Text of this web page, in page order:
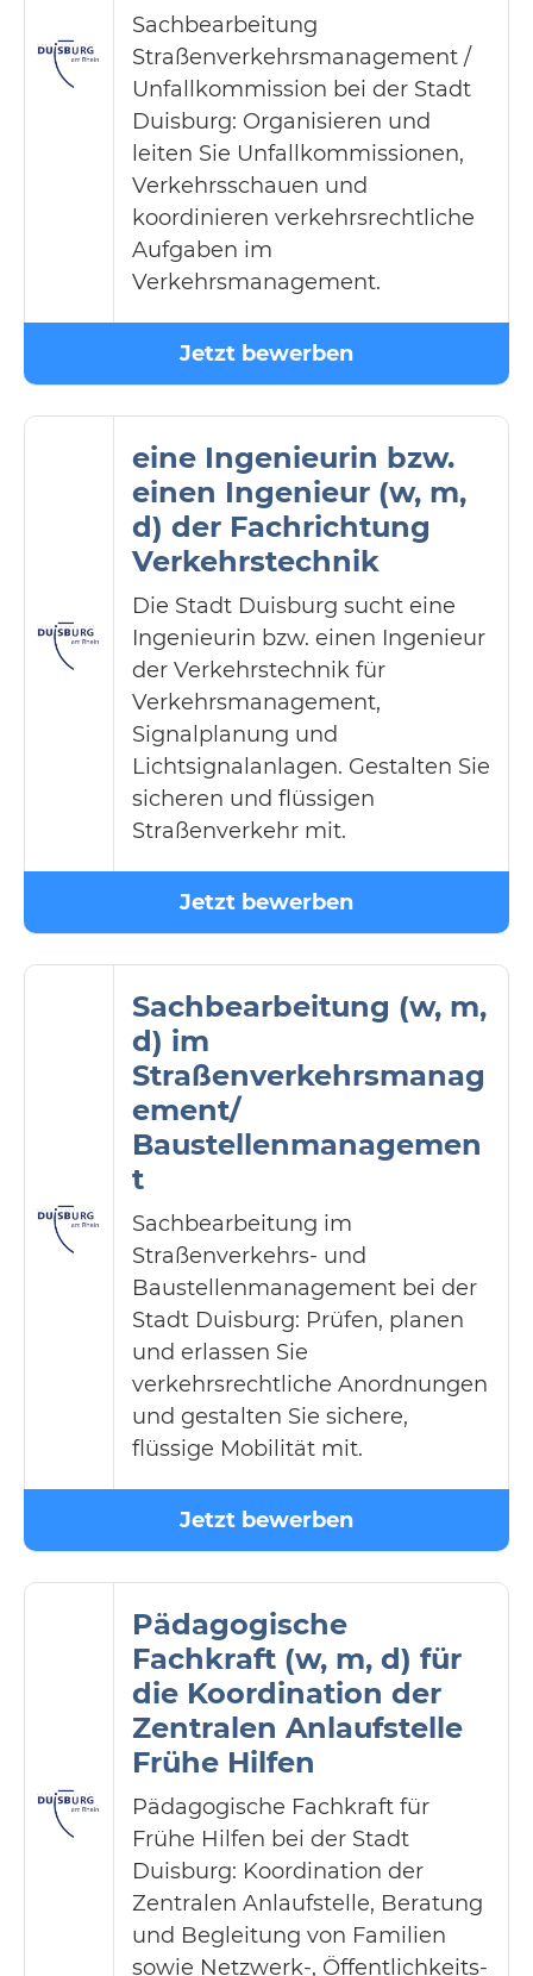
Sachbearbeitung
Straßenverkehrsmanagement /
Unfallkommission bei der Stadt
Duisburg: Organisieren und
leiten Sie Unfallkommissionen,
Verkehrsschauen und
koordinieren verkehrsrechtliche
Aufgaben im
Verkehrsmanagement.
Jetzt bewerben
eine Ingenieurin bzw.
einen Ingenieur (w, m,
d) der Fachrichtung
Verkehrstechnik
Die Stadt Duisburg sucht eine
Ingenieurin bzw. einen Ingenieur
der Verkehrstechnik für
Verkehrsmanagement,
Signalplanung und
Lichtsignalanlagen. Gestalten Sie
sicheren und flüssigen
Straßenverkehr mit.
Jetzt bewerben
Sachbearbeitung (w, m,
d) im
Straßenverkehrsmanag
ement/
Baustellenmanagemen
t
Sachbearbeitung im
Straßenverkehrs- und
Baustellenmanagement bei der
Stadt Duisburg: Prüfen, planen
und erlassen Sie
verkehrsrechtliche Anordnungen
und gestalten Sie sichere,
flüssige Mobilität mit.
Jetzt bewerben
Pädagogische
Fachkraft (w, m, d) für
die Koordination der
Zentralen Anlaufstelle
Frühe Hilfen
Pädagogische Fachkraft für
Frühe Hilfen bei der Stadt
Duisburg: Koordination der
Zentralen Anlaufstelle, Beratung
und Begleitung von Familien
sowie Netzwerk-, Öffentlichkeits-